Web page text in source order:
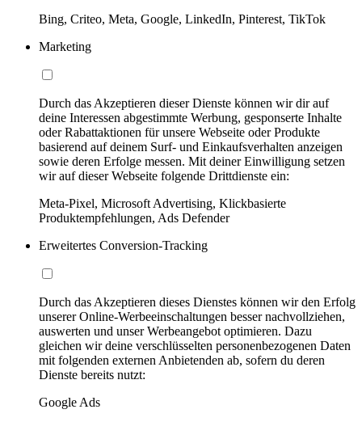
Bing, Criteo, Meta, Google, LinkedIn, Pinterest, TikTok
Marketing
Durch das Akzeptieren dieser Dienste können wir dir auf
deine Interessen abgestimmte Werbung, gesponserte Inhalte
oder Rabattaktionen für unsere Webseite oder Produkte
basierend auf deinem Surf- und Einkaufsverhalten anzeigen
sowie deren Erfolge messen. Mit deiner Einwilligung setzen
wir auf dieser Webseite folgende Drittdienste ein:
Meta-Pixel, Microsoft Advertising, Klickbasierte
Produktempfehlungen, Ads Defender
Erweitertes Conversion-Tracking
Durch das Akzeptieren dieses Dienstes können wir den Erfolg
unserer Online-Werbeeinschaltungen besser nachvollziehen,
auswerten und unser Werbeangebot optimieren. Dazu
gleichen wir deine verschlüsselten personenbezogenen Daten
mit folgenden externen Anbietenden ab, sofern du deren
Dienste bereits nutzt:
Google Ads